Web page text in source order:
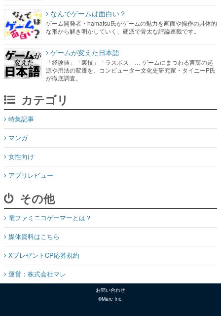
なんでゲームは面白い？
ゲーム開発者・hamatsu氏がゲームの魅力を画面や操作の具体的
な形から解き明かしていく、硬派で骨太な評論連載です。
ゲームが変えた日本語
「経験値」「裏技」「ラスボス」… ゲームにまつわる言葉の起
源や用法の変遷を、コンピューター文化史研究家・タイニーP氏
が徹底調査。
カテゴリ
特集記事
マンガ
女性向け
アプリレビュー
その他
電ファミニコゲーマーとは？
媒体資料はこちら
XプレゼントCP応募規約
運営：株式会社マレ
お問い合わせ
©Mare Inc.